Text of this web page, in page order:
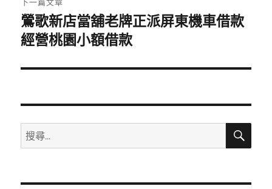
下
一
文
鶯歌新店當舖老牌正派屏東機車借款
經營桃園小額借款
搜
尋
鍵
搜